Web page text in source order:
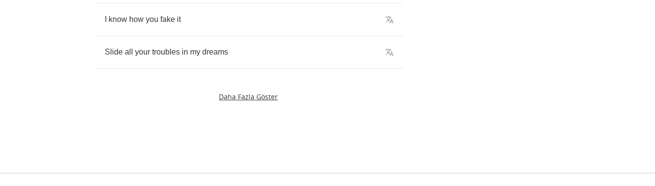
know how you fake it
Slide all your troubles in my dreams
Daha Fazla Göster